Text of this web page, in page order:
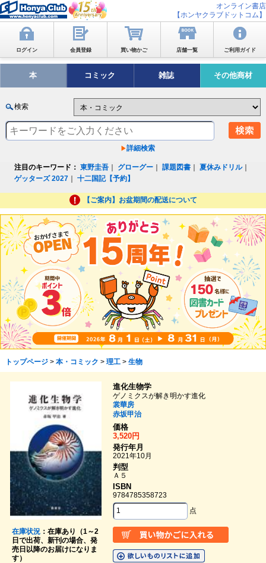
オンライン書店
【ホンヤクラブドットコム】
ログイン 会員登録 買い物かご 店舗一覧 ご利用ガイド
本 コミック 雑誌 その他商材
検索
詳細検索
注目のキーワード： 東野圭吾 グローグー ｜課題図書 ｜夏休みドリル｜
ゲッターズ 2027 ｜十二国記【予約】
【ご案内】お盆期間の配送について
トップページ> 本・コミック > 理工> 生物
在庫状況：在庫あり（1～2
日で出荷、新刊の場合、発
売日以降のお届けになりま
す）
進化生物学
ゲノミクスが解き明かす進化
裳華房
赤坂甲治
価格
3,520円
発行年月
2021年10月
判型
Ａ５
ISBN
9784785358723
点